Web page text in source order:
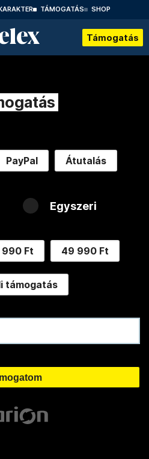
TÁMOGATÁS SHOP
Támogatás
PayPal Átutalás
Egyszeri
990 Ft 49 990 Ft
támogatás